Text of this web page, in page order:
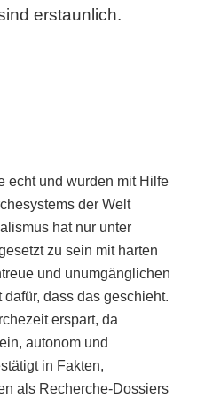
erstaunlich.
echt und wurden mit Hilfe
der Welt
hat nur unter
zu sein mit harten
und unumgänglichen
dass das geschieht.
erspart, da
autonom und
in Fakten,
als Recherche-Dossiers